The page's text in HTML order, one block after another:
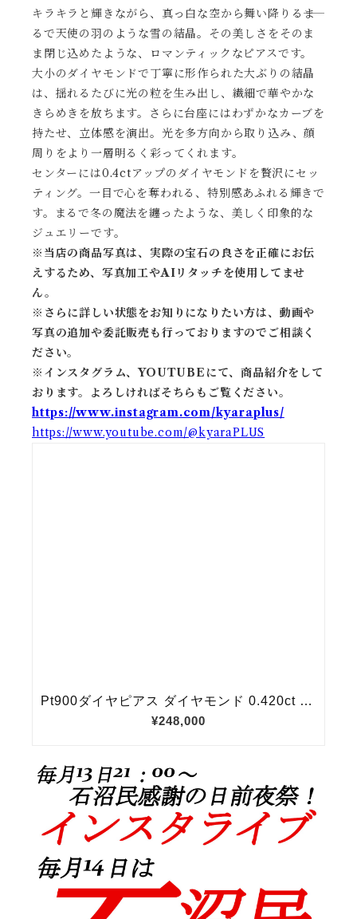
キラキラと輝きながら、真っ白な空から舞い降りる――ま
るで天使の羽のような雪の結晶。その美しさをそのま
ま閉じ込めたような、ロマンティックなピアスです。
大小のダイヤモンドで丁寧に形作られた大ぶりの結晶
は、揺れるたびに光の粒を生み出し、繊細で華やかな
きらめきを放ちます。さらに台座にはわずかなカーブを
持たせ、立体感を演出。光を多方向から取り込み、顔
周りをより一層明るく彩ってくれます。
センターには0.4ctアップのダイヤモンドを贅沢にセッ
ティング。一目で心を奪われる、特別感あふれる輝きで
す。まるで冬の魔法を纏ったような、美しく印象的な
ジュエリーです。
※当店の商品写真は、実際の宝石の良さを正確にお伝
えするため、写真加工やAIリタッチを使用してませ
ん。
※ さらに詳しい状態をお知りになりたい方は、動画や
写真の追加や委託販売も行っておりますのでご相談く
ださい。
※ インスタグラム、YOUTUBEにて、商品紹介をして
おります。よろしければそちらもご覧ください。
https://www.instagram.com/kyaraplus/
https://www.youtube.com/@kyaraPLUS